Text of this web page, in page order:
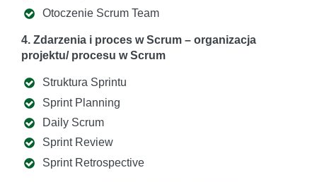
Otoczenie Scrum Team
4. Zdarzenia i proces w Scrum – organizacja
projektu/ procesu w Scrum
Struktura Sprintu
Sprint Planning
Daily Scrum
Sprint Review
Sprint Retrospective